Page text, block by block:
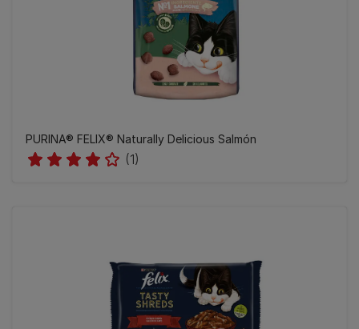
PURINA® FELIX® Naturally Delicious Salmón
(1)